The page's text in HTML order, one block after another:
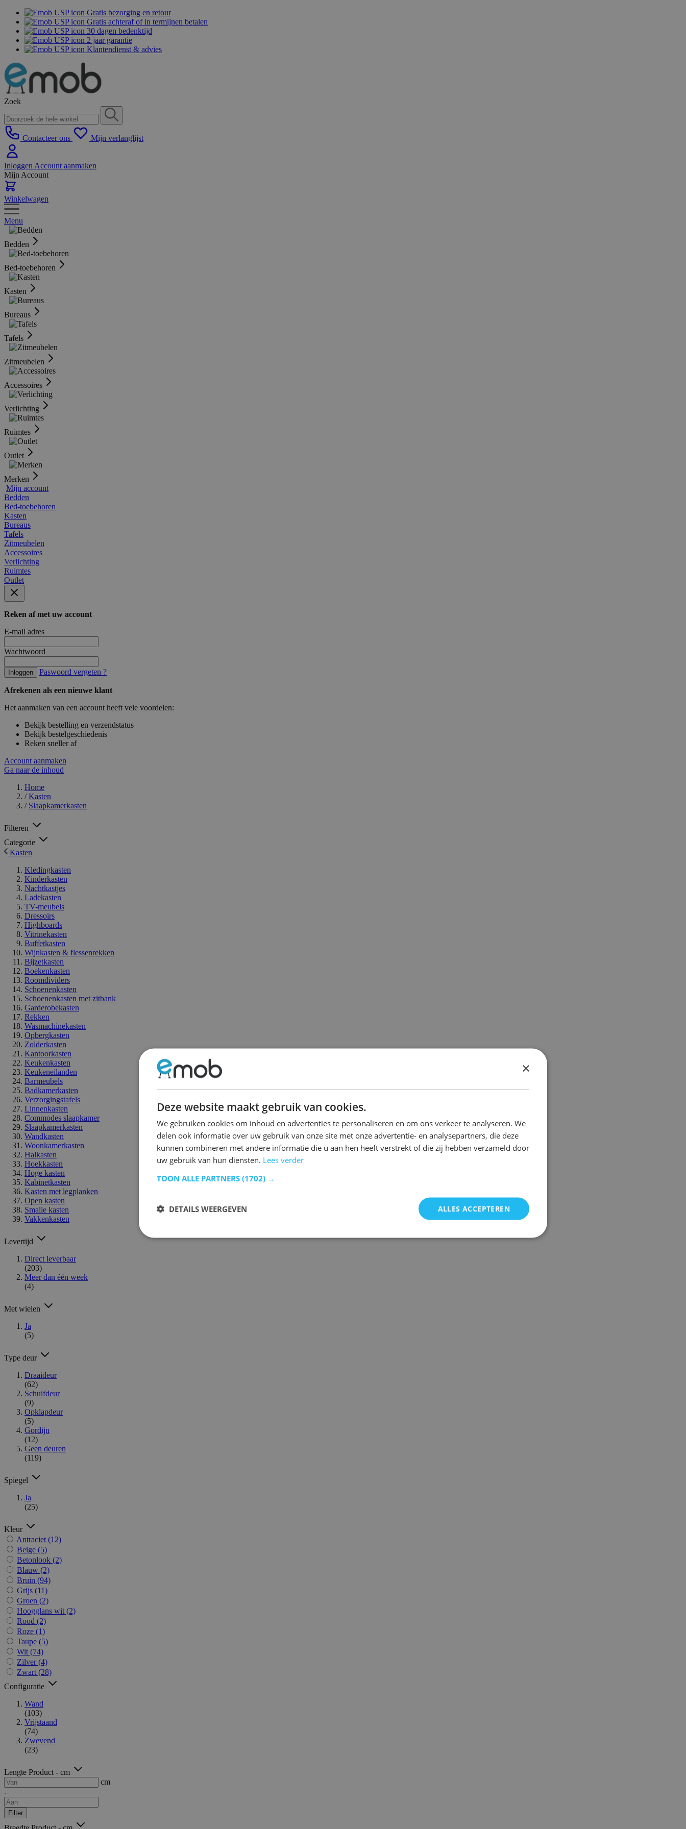
Gratis bezorging en retour
Gratis achteraf of in termijnen betalen
30 dagen bedenktijd
2 jaar garantie
Klantendienst & advies
Zoek
Contacteer ons Mijn verlanglijst
Inloggen Account aanmaken
Mijn Account
Winkelwagen
Menu
Bedden
Bed-toebehoren
Kasten
Bureaus
Tafels
Zitmeubelen
Accessoires
Verlichting
Ruimtes
Outlet
Merken
Mijn account
Bedden
Bed-toebehoren
Kasten
Bureaus
Tafels
Zitmeubelen
Accessoires
Verlichting
Ruimtes
Outlet
Reken af met uw account
E-mail adres
Wachtwoord
Inloggen Paswoord vergeten ?
Afrekenen als een nieuwe klant
Het aanmaken van een account heeft vele voordelen:
Bekijk bestelling en verzendstatus
Bekijk bestelgeschiedenis
Reken sneller af
Account aanmaken
Ga naar de inhoud
Home
/ Kasten
/ Slaapkamerkasten
Filteren
Categorie
Kasten
Kledingkasten
Kinderkasten
Nachtkastjes
Ladekasten
TV-meubels
Dressoirs
Highboards
Vitrinekasten
Buffetkasten
Wijnkasten & flessenrekken
Bijzetkasten
Boekenkasten
Roomdividers
Schoenenkasten
Schoenenkasten met zitbank
Garderobekasten
Rekken
Wasmachinekasten
Opbergkasten
Zolderkasten
Kantoorkasten
Keukenkasten
Keukeneilanden
Barmeubels
Badkamerkasten
Verzorgingstafels
Linnenkasten
Commodes slaapkamer
Slaapkamerkasten
Wandkasten
Woonkamerkasten
Halkasten
Hoekkasten
Hoge kasten
Kabinetkasten
Kasten met legplanken
Open kasten
Smalle kasten
Vakkenkasten
Levertijd
Direct leverbaar
(203)
Meer dan één week
(4)
Met wielen
Ja
(5)
Type deur
Draaideur
(62)
Schuifdeur
(9)
Opklapdeur
(5)
Gordijn
(12)
Geen deuren
(119)
Spiegel
Ja
(25)
Kleur
Antraciet (12)
Beige (5)
Betonlook (2)
Blauw (2)
Bruin (94)
Grijs (11)
Groen (2)
Hoogglans wit (2)
Rood (2)
Roze (1)
Taupe (5)
Wit (74)
Zilver (4)
Zwart (28)
Configuratie
Wand
(103)
Vrijstaand
(74)
Zwevend
(23)
Lengte Product - cm
cm
-
Filter
×
Deze website maakt gebruik van cookies.
We gebruiken cookies om inhoud en advertenties te personaliseren en om ons verkeer te analyseren. We
delen ook informatie over uw gebruik van onze site met onze advertentie- en analysepartners, die deze
kunnen combineren met andere informatie die u aan hen heeft verstrekt of die zij hebben verzameld door
uw gebruik van hun diensten. Lees verder
TOON ALLE PARTNERS (1702) →
ALLES ACCEPTEREN
DETAILS WEERGEVEN